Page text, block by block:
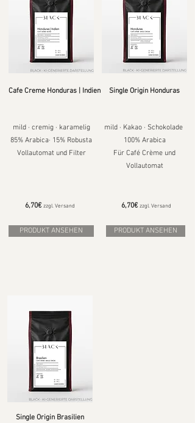
Cafe Creme Honduras | Indien Single Origin Honduras
mild · cremig · karamelig
85% Arabica· 15% Robusta
Vollautomat und Filter
mild · Kakao · Schokolade
100% Arabica
Für Café Crème und
Vollautomat
6,70€ zzgl. Versand 6,70€ zzgl. Versand
PRODUKT ANSEHEN PRODUKT ANSEHEN
Single Origin Brasilien